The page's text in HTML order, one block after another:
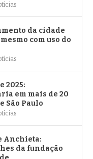
da cidade
com uso do
2025:
em mais de 20
São Paulo
Anchieta:
da fundação